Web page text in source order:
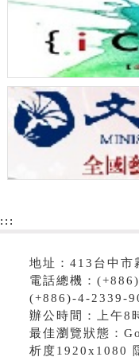
:::
地址：413台中市
電話總機：
(+886)-4-2339-
辦公時間：上午8
最佳瀏覽狀態：
析度1920x1080